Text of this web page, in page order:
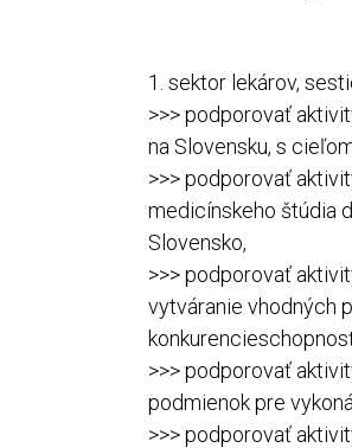
1. sektor lekárov,
>>> podporovať
na Slovensku, s
>>> podporovať
medicínskeho štúdia
Slovensko,
>>> podporovať
vytváranie vhodných
>>> podporovať
podmienok pre
>>> podporovať